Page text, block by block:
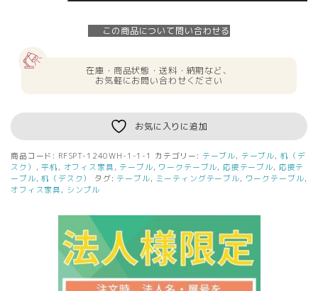
デ
ィ
RF
シ
ン
この商品について問い合わせる
在庫・商品状態・送料・納期など、
お気軽にお問い合わせください
お気に入りに追加
商品コード: RFSPT-1240WH-1-1-1 カテゴリー: テーブル, テーブル, 机（デ
スク） ,平机 , オフィス家具 , テーブル, ワークテーブル, 応接テーブル, 応接テ
ーブル,机（デスク） タグ: テーブル, ミーティングテーブル, ワークテーブル,
オフィス家具 , シンプル